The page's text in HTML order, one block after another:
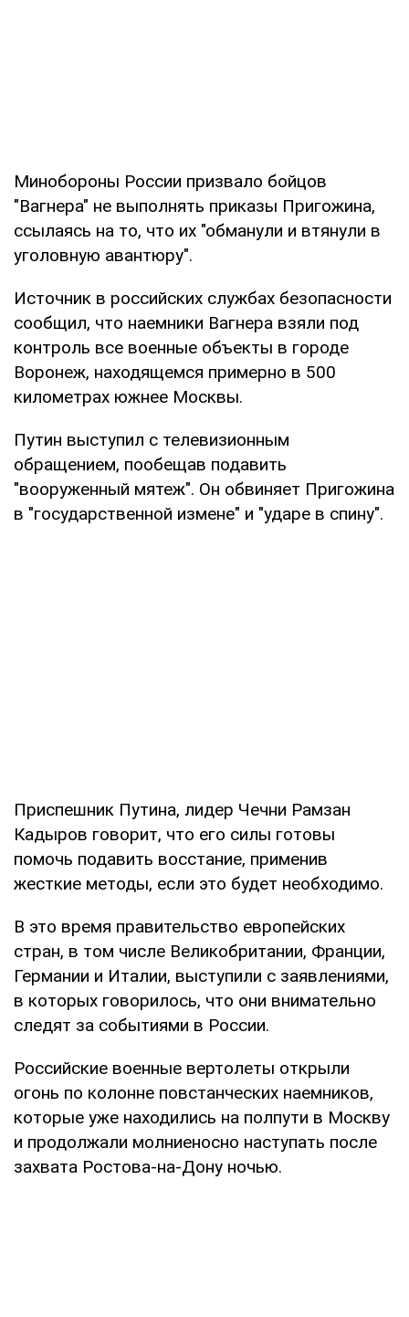
Минобороны России призвало бойцов
"Вагнера" ​​не выполнять приказы Пригожина,
ссылаясь на то, что их "обманули и втянули в
уголовную авантюру".
Источник в российских службах безопасности
сообщил, что наемники Вагнера взяли под
контроль все военные объекты в городе
Воронеж, находящемся примерно в 500
километрах южнее Москвы.
Путин выступил с телевизионным
обращением, пообещав подавить
"вооруженный мятеж". Он обвиняет Пригожина
в "государственной измене" и "ударе в спину".
Приспешник Путина, лидер Чечни Рамзан
Кадыров говорит, что его силы готовы
помочь подавить восстание, применив
жесткие методы, если это будет необходимо.
В это время правительство европейских
стран, в том числе Великобритании, Франции,
Германии и Италии, выступили с заявлениями,
в которых говорилось, что они внимательно
следят за событиями в России.
Российские военные вертолеты открыли
огонь по колонне повстанческих наемников,
которые уже находились на полпути в Москву
и продолжали молниеносно наступать после
захвата Ростова-на-Дону ночью.